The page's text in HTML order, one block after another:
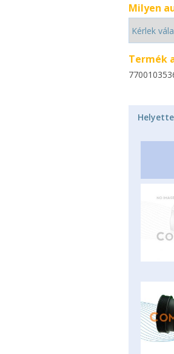
Milyen
Termék